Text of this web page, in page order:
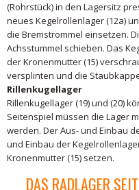
(Rohrstück) in den Lagersitz
neues Kegelrollenlager (12a)
die Bremstrommel einsetzen.
Achsstummel schieben. Das
der Kronenmutter (15)
versplinten und die
Rillenkugellager
Rillenkugellager (19) und (20)
Seitenspiel müssen die Lager
werden. Der Aus- und Einbau
und Einbau der
Kronenmutter (15) setzen.
DAS RADLAGER